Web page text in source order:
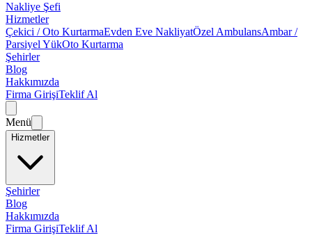
Nakliye Şefi
Hizmetler
Çekici / Oto KurtarmaEvden Eve NakliyatÖzel AmbulansAmbar /
Parsiyel YükOto Kurtarma
Şehirler
Blog
Hakkımızda
Firma GirişiTeklif Al
Menü
Hizmetler
Şehirler
Blog
Hakkımızda
Firma GirişiTeklif Al